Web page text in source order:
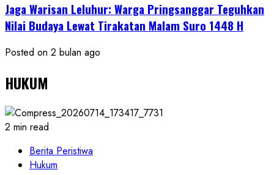
Jaga Warisan Leluhur: Warga Pringsanggar Teguhkan
Nilai Budaya Lewat Tirakatan Malam Suro 1448 H
Posted on 2 bulan ago
HUKUM
2 min read
Berita Peristiwa
Hukum